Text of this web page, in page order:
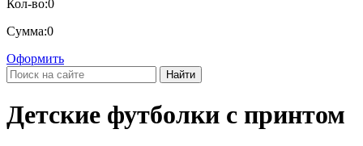
Кол-во:0
Сумма:0
Оформить
Найти
Детские футболки с принтом